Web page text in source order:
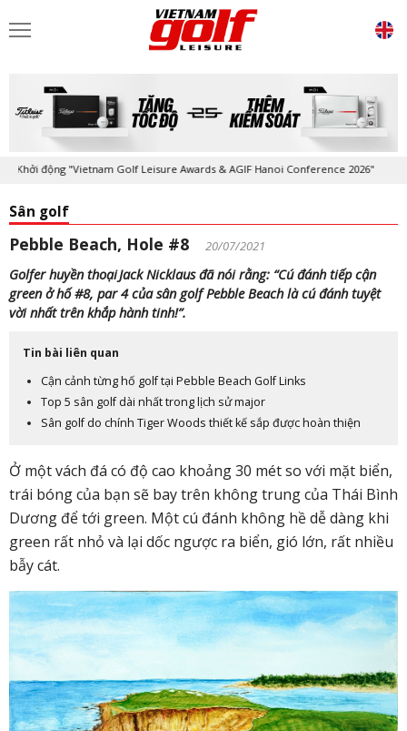
động "Vietnam Golf Leisure Awards & AGIF Hanoi Conference 2026"
Sân golf
Pebble Beach, Hole #8 20/07/2021
Golfer huyền thoại Jack Nicklaus đã nói rằng: “Cú đánh tiếp cận
green ở hố #8, par 4 của sân golf Pebble Beach là cú đánh tuyệt
vời nhất trên khắp hành tinh!”.
Tin bài liên quan
Cận cảnh từng hố golf tại Pebble Beach Golf Links
Top 5 sân golf dài nhất trong lịch sử major
Sân golf do chính Tiger Woods thiết kế sắp được hoàn thiện
Ở một vách đá có độ cao khoảng 30 mét so với mặt biển,
trái bóng của bạn sẽ bay trên không trung của Thái Bình
Dương để tới green. Một cú đánh không hề dễ dàng khi
green rất nhỏ và lại dốc ngược ra biển, gió lớn, rất nhiều
bẫy cát.